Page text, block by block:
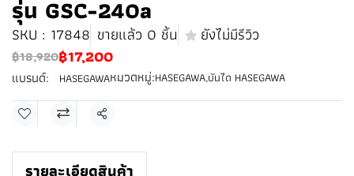
รุ่น GSC-240a
SKU : 17848 ขายแล้ว 0 ชิ้น ยังไม่มีรีวิว
฿18,920฿17,200
แบรนด์: HASEGAWAหมวดหมู่:HASEGAWA,บันได HASEGAWA
แชร์
รายละเอียดสินค้า